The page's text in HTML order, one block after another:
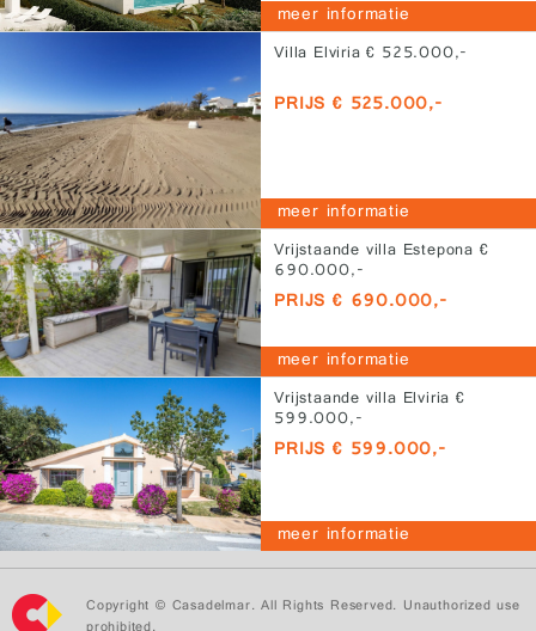
meer informatie
Villa Elviria € 525.000,-
PRIJS € 525.000,-
meer informatie
Vrijstaande villa Estepona €
690.000,-
PRIJS € 690.000,-
meer informatie
Vrijstaande villa Elviria €
599.000,-
PRIJS € 599.000,-
meer informatie
Copyright © Casadelmar. All Rights Reserved. Unauthorized use